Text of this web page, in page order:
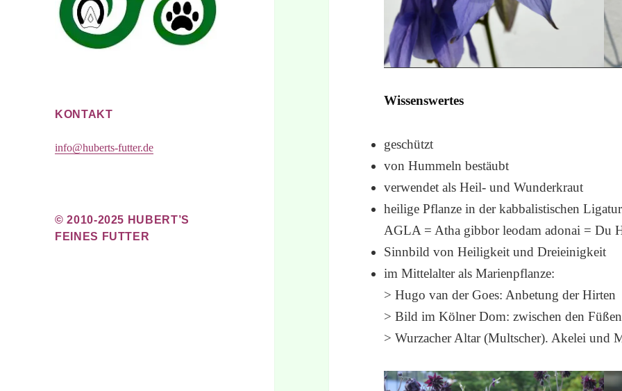
KONTAKT
info@huberts-futter.de
© 2010-2025 HUBERT’S
FEINES FUTTER
Wissenswertes
geschützt
von Hummeln bestäubt
verwendet als Heil- und Wunderkraut
heilige Pflanze in der kabbalistischen
AGLA = Atha gibbor leodam adonai = Du
Sinnbild von Heiligkeit und Dreieinigkeit
im Mittelalter als Marienpflanze:
> Hugo van der Goes: Anbetung der Hirten
> Bild im Kölner Dom: zwischen den
> Wurzacher Altar (Multscher). Akelei und